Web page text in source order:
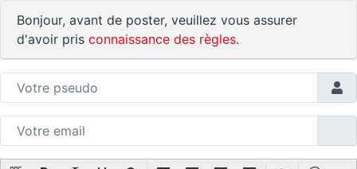
Bonjour, avant de poster, veuillez vous assurer
d'avoir pris connaissance des règles.